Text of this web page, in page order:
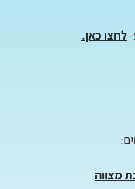
לחצו כאן.
מצווה